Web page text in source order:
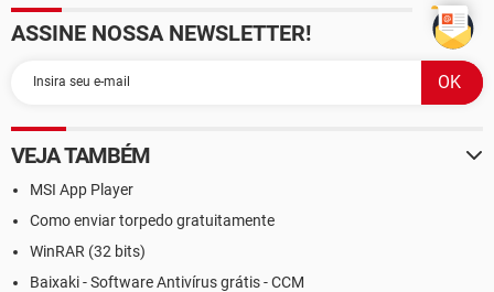
ASSINE NOSSA NEWSLETTER!
VEJA TAMBÉM
MSI App Player
Como enviar torpedo gratuitamente
WinRAR (32 bits)
Baixaki - Software Antivírus grátis - CCM